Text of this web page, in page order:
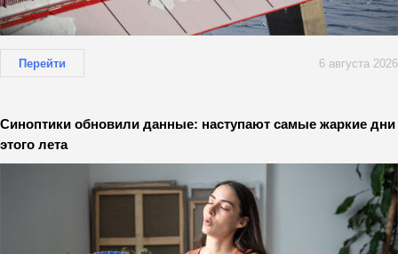
Перейти 6 августа 2026
Синоптики обновили данные: наступают самые жаркие дни
этого лета